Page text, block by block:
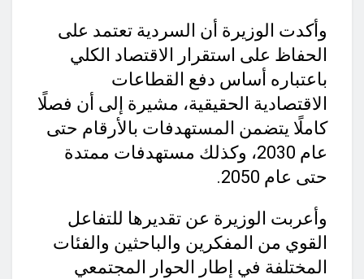
وأكدت الوزيرة أن السردية تعتمد على
الحفاظ على استقرار الاقتصاد الكلي
باعتباره أساس دفع القطاعات
الاقتصادية الحقيقية، مشيرة إلى أن فصلًا
كاملًا يتضمن المستهدفات بالأرقام حتى
عام 2030، وكذلك مستهدفات ممتدة
حتى عام 2050.
وأعربت الوزيرة عن تقديرها للتفاعل
القوي من المفكرين والباحثين والفئات
المختلفة في إطار الحوار المجتمعي